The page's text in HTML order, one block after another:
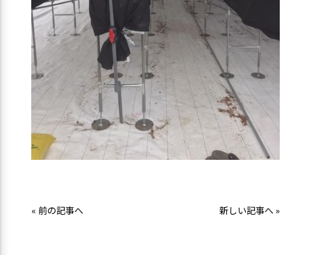
« 前の記事へ 新しい記事へ »